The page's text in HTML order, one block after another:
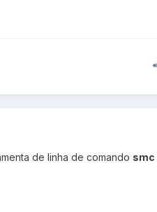
de linha de comando smc